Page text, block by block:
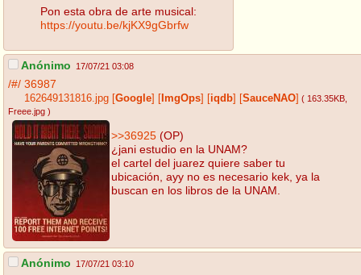
Pon esta obra de arte musical:
https://youtu.be/kjKX9gGbrfw
Anónimo 17/07/21 03:08
/#/ 36987
162649131816.jpg Google ImgOps iqdb SauceNAO ( 163.35KB
Freee.jpg )
>>36925 (OP)
¿jani estudio en la UNAM?
el cartel del juarez quiere saber tu
ubicación, ayy no es necesario kek, ya la
buscan en los libros de la UNAM.
Anónimo 17/07/21 03:10